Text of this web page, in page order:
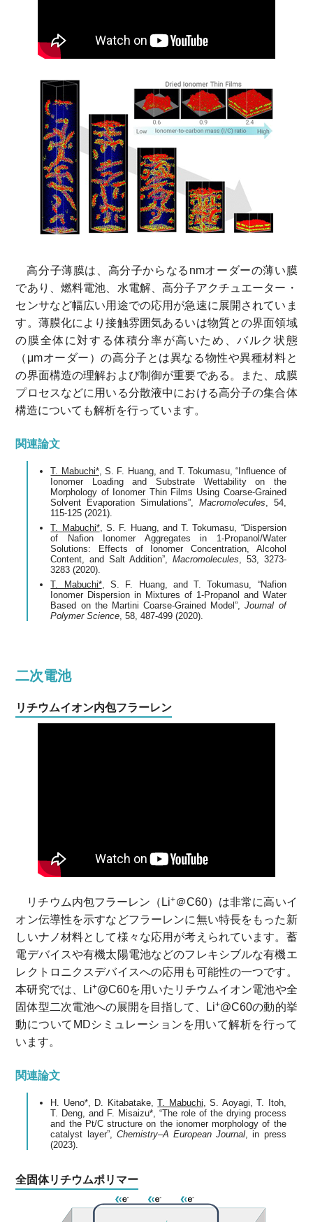
高分子薄膜は、高分子からなるnmオーダーの薄い膜
であり、燃料電池、水電解、高分子アクチュエーター・
センサなど幅広い用途での応用が急速に展開されていま
す。薄膜化により接触雰囲気あるいは物質との界面領域
の膜全体に対する体積分率が高いため、バルク状態
（μmオーダー）の高分子とは異なる物性や異種材料と
の界面構造の理解および制御が重要である。また、成膜
プロセスなどに用いる分散液中における高分子の集合体
構造についても解析を行っています。
関連論文
T. Mabuchi*, S. F. Huang, and T. Tokumasu, “Influence of
Ionomer Loading and Substrate Wettability on the
Morphology of Ionomer Thin Films Using Coarse-Grained
Solvent Evaporation Simulations”, Macromolecules , 54,
115-125 (2021).
T. Mabuchi*, S. F. Huang, and T. Tokumasu, “Dispersion
of Nafion Ionomer Aggregates in 1-Propanol/Water
Solutions: Effects of Ionomer Concentration, Alcohol
Content, and Salt Addition”, Macromolecules , 53, 3273-
3283 (2020).
T. Mabuchi*, S. F. Huang, and T. Tokumasu, “Nafion
Ionomer Dispersion in Mixtures of 1‐Propanol and Water
Based on the Martini Coarse-Grained Model”,Journal of
Polymer Science, 58, 487-499 (2020).
二次電池
リチウムイオン内包フラーレン
リチウム内包フラーレン（Li+＠C60）は非常に高いイ
オン伝導性を示すなどフラーレンに無い特長をもった新
しいナノ材料として様々な応用が考えられています。蓄
電デバイスや有機太陽電池などのフレキシブルな有機エ
レクトロニクスデバイスへの応用も可能性の一つです。
本研究では、Li+@C60を用いたリチウムイオン電池や全
固体型二次電池への展開を目指して、Li+@C60の動的挙
動についてMDシミュレーションを用いて解析を行って
います。
関連論文
H. Ueno*, D. Kitabatake,T. Mabuchi , S. Aoyagi, T. Itoh,
T. Deng, and F. Misaizu*, “The role of the drying process
and the Pt/C structure on the ionomer morphology of the
catalyst layer”, Chemistry–A European Journal , in press
(2023).
全固体リチウムポリマー